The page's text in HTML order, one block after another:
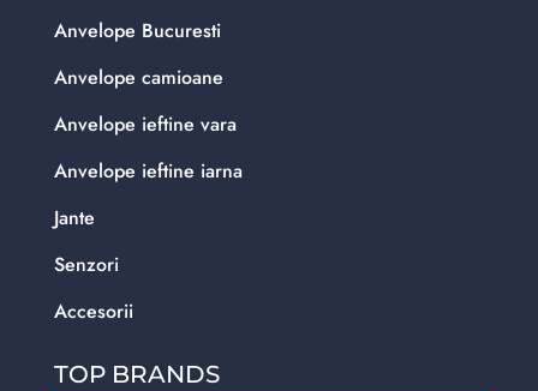
Anvelope Bucuresti
Anvelope camioane
Anvelope ieftine vara
Anvelope ieftine iarna
Jante
Senzori
Accesorii
TOP BRANDS